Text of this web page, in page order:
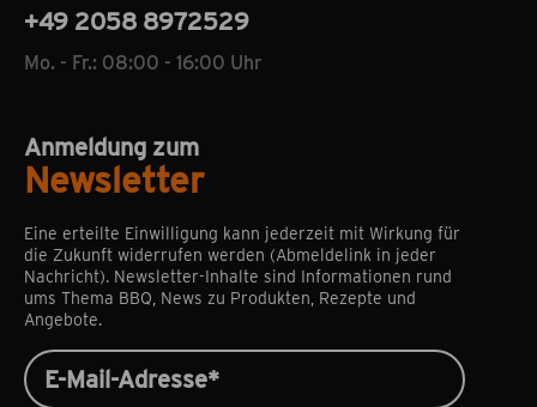
+49 2058 8972529
Mo. - Fr.: 08:00 - 16:00 Uhr
Anmeldung zum
Newsletter
Eine erteilte Einwilligung kann jederzeit mit Wirkung für
die Zukunft widerrufen werden (Abmeldelink in jeder
Nachricht). Newsletter-Inhalte sind Informationen rund
ums Thema BBQ, News zu Produkten, Rezepte und
Angebote.